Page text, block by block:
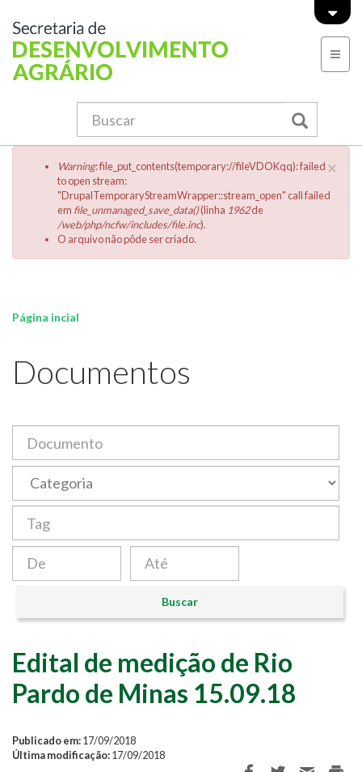
Formulário de busca
×
Menssagem de erro
Warning: file_put_contents(temporary://fileVDOKqq): failed
to open stream:
"DrupalTemporaryStreamWrapper::stream_open" call failed
em file_unmanaged_save_data()(linha 1962de
/web/php/ncfw/includes/file.inc).
O arquivo não pôde ser criado.
Você está aqui:
Página incial
Documentos
Buscar
Edital de medição de Rio
Pardo de Minas 15.09.18
Publicado em:17/09/2018
Última modificação:17/09/2018